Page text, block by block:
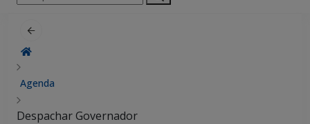
por:
Agenda
Despachar Governador